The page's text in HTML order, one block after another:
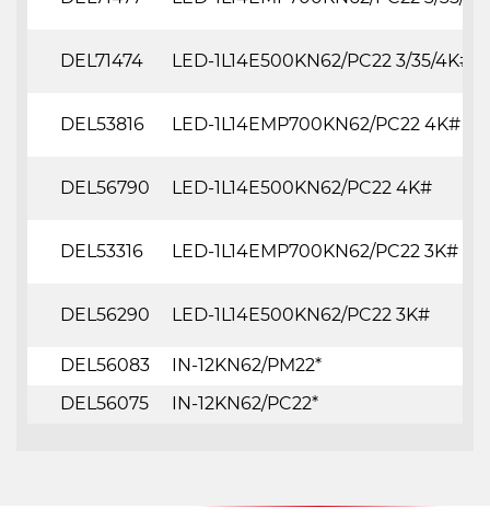
DEL71474 LED-1L14E500KN62/PC22 3/35/4K#
DEL53816 LED-1L14EMP700KN62/PC22 4K#
DEL56790 LED-1L14E500KN62/PC22 4K#
DEL53316 LED-1L14EMP700KN62/PC22 3K#
DEL56290 LED-1L14E500KN62/PC22 3K#
DEL56083
IN-12KN62/PM22*
DEL56075
IN-12KN62/PC22*